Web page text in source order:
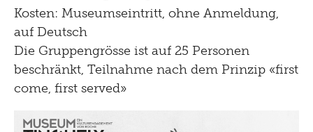
Kosten: Museumseintritt, ohne Anmeldung,
auf Deutsch
Die Gruppengrösse ist auf 25 Personen
beschränkt, Teilnahme nach dem Prinzip «first
come, first served»